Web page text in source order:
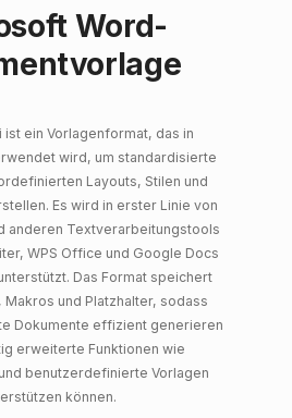
Word-
ist ein Vorlagenformat, das in
wird, um standardisierte
Layouts, Stilen und
Es wird in erster Linie von
anderen Textverarbeitungstools
WPS Office und Google Docs
Das Format speichert
Makros und Platzhalter, sodass
Dokumente effizient generieren
erweiterte Funktionen wie
benutzerdefinierte Vorlagen
können.